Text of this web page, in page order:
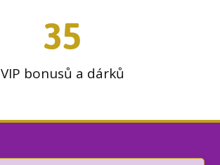
35
VIP bonusů a dárků